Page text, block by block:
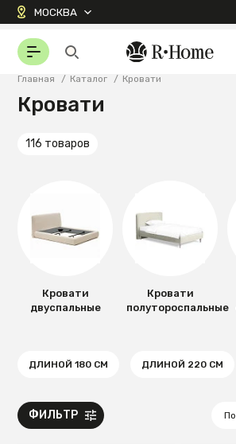
МОСКВА
Главная / Каталог / Кровати
Кровати
116 товаров
Кровати
двуспальные
Кровати
полутороспальные
ДЛИНОЙ 180 СМ ДЛИНОЙ 220 СМ
ФИЛЬТР